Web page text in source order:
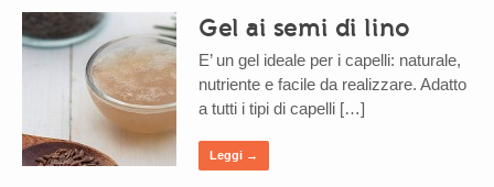
Gel ai semi di lino
E’ un gel ideale per i capelli: naturale,
nutriente e facile da realizzare. Adatto
a tutti i tipi di capelli […]
Leggi →